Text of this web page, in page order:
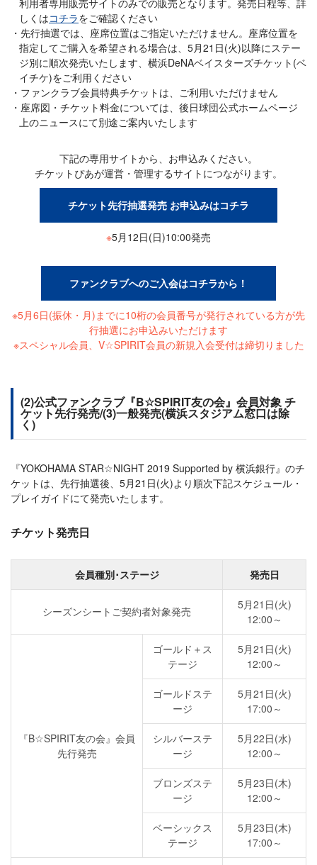
利用者専用販売サイトのみでの販売となります。発売日程等、詳
しくはコチラをご確認ください
先行抽選では、座席位置はご指定いただけません。座席位置を
指定してご購入を希望される場合は、5月21日(火)以降にステー
ジ別に順次発売いたします、横浜DeNAベイスターズチケット(ベ
イチケ)をご利用ください
ファンクラブ会員特典チケットは、ご利用いただけません
座席図・チケット料金については、後日球団公式ホームページ
上のニュースにて別途ご案内いたします
下記の専用サイトから、お申込みください。
チケットぴあが運営・管理するサイトにつながります。
チケット先行抽選発売 お申込みはコチラ
※5月12日(日)10:00発売
ファンクラブへのご入会はコチラから！
※5月6日(振休・月)までに10桁の会員番号が発行されている方が先
行抽選にお申込みいただけます
※スペシャル会員、V☆SPIRIT会員の新規入会受付は締切りました
(2)公式ファンクラブ『B☆SPIRIT友の会』会員対象 チ
ケット先行発売/(3)一般発売(横浜スタジアム窓口は除
く)
『YOKOHAMA STAR☆NIGHT 2019 Supported by 横浜銀行』のチ
ケットは、先行抽選後、5月21日(火)より順次下記スケジュール・
プレイガイドにて発売いたします。
チケット発売日
会員種別･ステージ 発売日
シーズンシートご契約者対象発売
5月21日(火)
12:00～
『B☆SPIRIT友の会』会員
先行発売
ゴールド＋ス
テージ
5月21日(火)
12:00～
ゴールドステ
ージ
5月21日(火)
17:00～
シルバーステ
ージ
5月22日(水)
12:00～
ブロンズステ
ージ
5月23日(木)
12:00～
ベーシックス
テージ
5月23日(木)
17:00～